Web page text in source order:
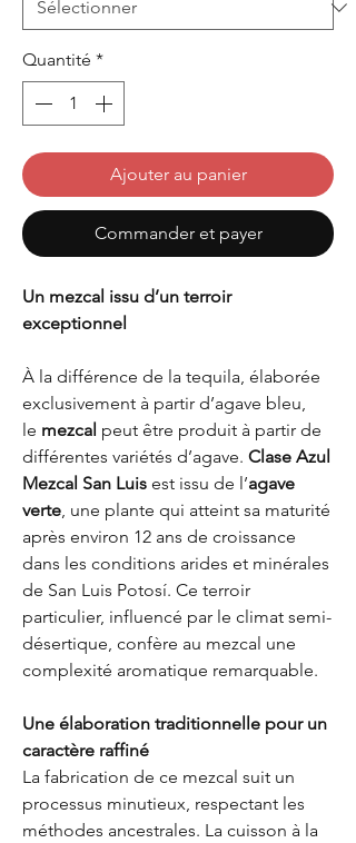
Quantité *
Ajouter au panier
Commander et payer
Un mezcal issu d’un terroir
exceptionnel
À la différence de la tequila, élaborée
exclusivement à partir d’agave bleu,
le mezcal peut être produit à partir de
différentes variétés d’agave. Clase Azul
Mezcal San Luis est issu de l’agave
verte, une plante qui atteint sa maturité
après environ 12 ans de croissance
dans les conditions arides et minérales
de San Luis Potosí. Ce terroir
particulier, influencé par le climat semi-
désertique, confère au mezcal une
complexité aromatique remarquable.
Une élaboration traditionnelle pour un
caractère raffiné
La fabrication de ce mezcal suit un
processus minutieux, respectant les
méthodes ancestrales. La cuisson à la